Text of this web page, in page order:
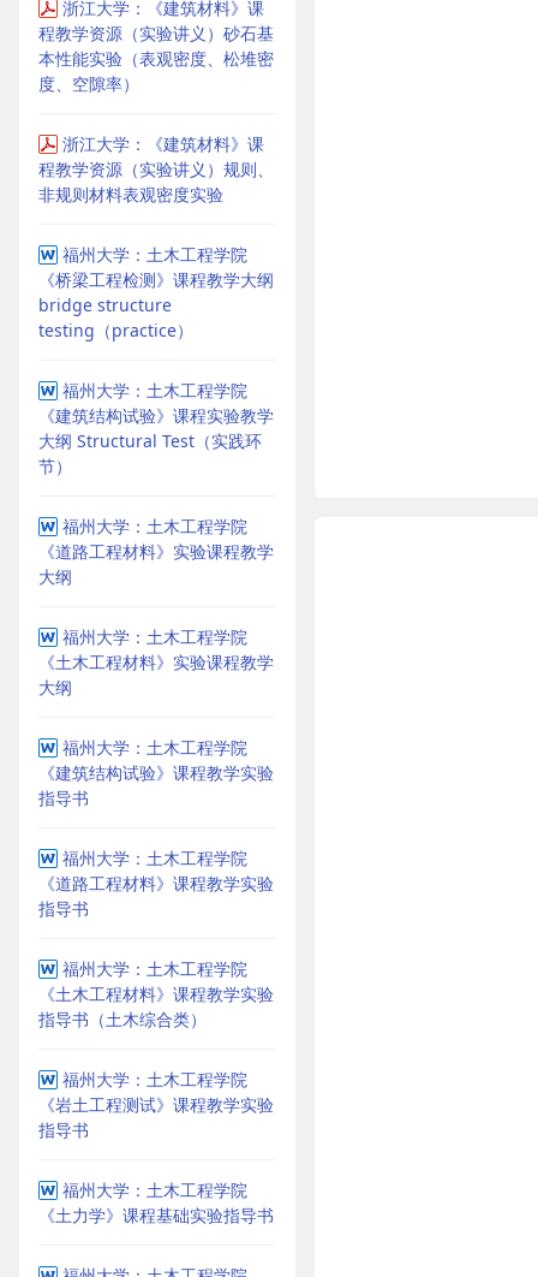
浙江大学：《建筑材料》课
程教学资源（实验讲义）砂石基
本性能实验（表观密度、松堆密
度、空隙率）
浙江大学：《建筑材料》课
程教学资源（实验讲义）规则、
非规则材料表观密度实验
福州大学：土木工程学院
《桥梁工程检测》课程教学大纲
bridge structure
testing（practice）
福州大学：土木工程学院
《建筑结构试验》课程实验教学
大纲 Structural Test（实践环
节）
福州大学：土木工程学院
《道路工程材料》实验课程教学
大纲
福州大学：土木工程学院
《土木工程材料》实验课程教学
大纲
福州大学：土木工程学院
《建筑结构试验》课程教学实验
指导书
福州大学：土木工程学院
《道路工程材料》课程教学实验
指导书
福州大学：土木工程学院
《土木工程材料》课程教学实验
指导书（土木综合类）
福州大学：土木工程学院
《岩土工程测试》课程教学实验
指导书
福州大学：土木工程学院
《土力学》课程基础实验指导书